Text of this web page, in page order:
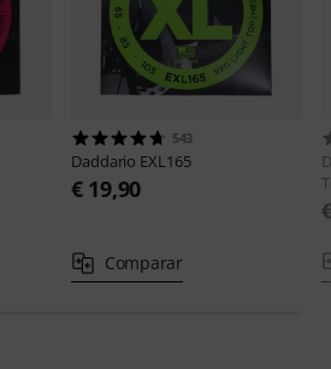
543
Daddario EXL165
€ 19,90
Comparar